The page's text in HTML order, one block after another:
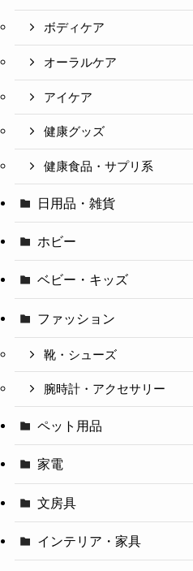
ボディケア
オーラルケア
アイケア
健康グッズ
健康食品・サプリ系
日用品・雑貨
ホビー
ベビー・キッズ
ファッション
靴・シューズ
腕時計・アクセサリー
ペット用品
家電
文房具
インテリア・家具